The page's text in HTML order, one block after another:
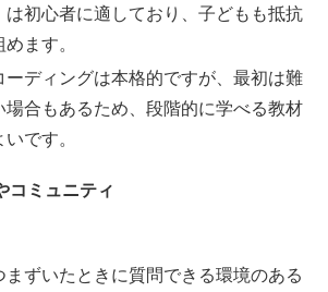
は初心者に適しており、子どもも抵抗
ます。
ーディングは本格的ですが、最初は難
場合もあるため、段階的に学べる教材
です。
コミュニティ
まずいたときに質問できる環境のある